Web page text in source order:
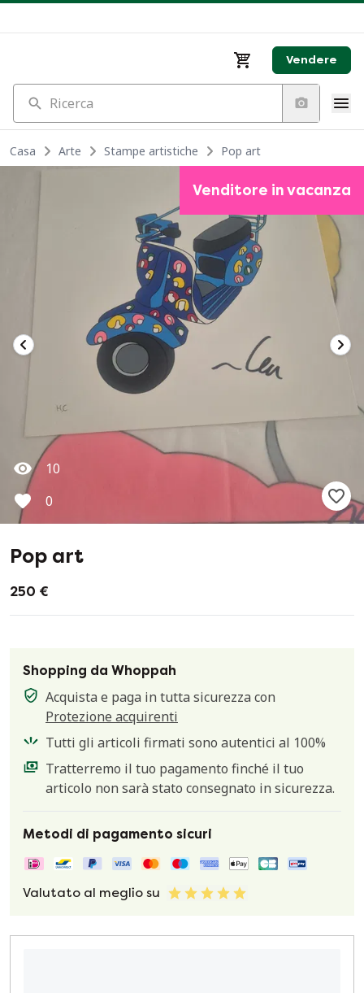
Vendere
Ricerca
Casa Arte Stampe artistiche Pop art
10
0
Venditore in vacanza
Pop art
250 €
Shopping da Whoppah
Acquista e paga in tutta sicurezza con
Protezione acquirenti
Tutti gli articoli firmati sono autentici al 100%
Tratterremo il tuo pagamento finché il tuo
articolo non sarà stato consegnato in sicurezza.
Metodi di pagamento sicuri
Valutato al meglio su